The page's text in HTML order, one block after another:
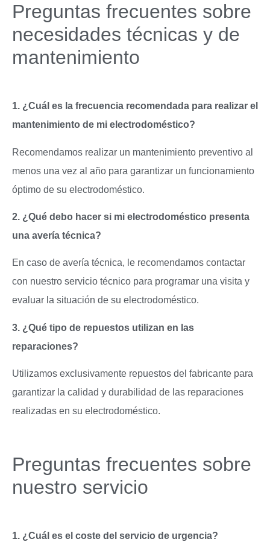
Preguntas frecuentes sobre
necesidades técnicas y de
mantenimiento
1. ¿Cuál es la frecuencia recomendada para realizar el
mantenimiento de mi electrodoméstico?
Recomendamos realizar un mantenimiento preventivo al
menos una vez al año para garantizar un funcionamiento
óptimo de su electrodoméstico.
2. ¿Qué debo hacer si mi electrodoméstico presenta
una avería técnica?
En caso de avería técnica, le recomendamos contactar
con nuestro servicio técnico para programar una visita y
evaluar la situación de su electrodoméstico.
3. ¿Qué tipo de repuestos utilizan en las
reparaciones?
Utilizamos exclusivamente repuestos del fabricante para
garantizar la calidad y durabilidad de las reparaciones
realizadas en su electrodoméstico.
Preguntas frecuentes sobre
nuestro servicio
1. ¿Cuál es el coste del servicio de urgencia?